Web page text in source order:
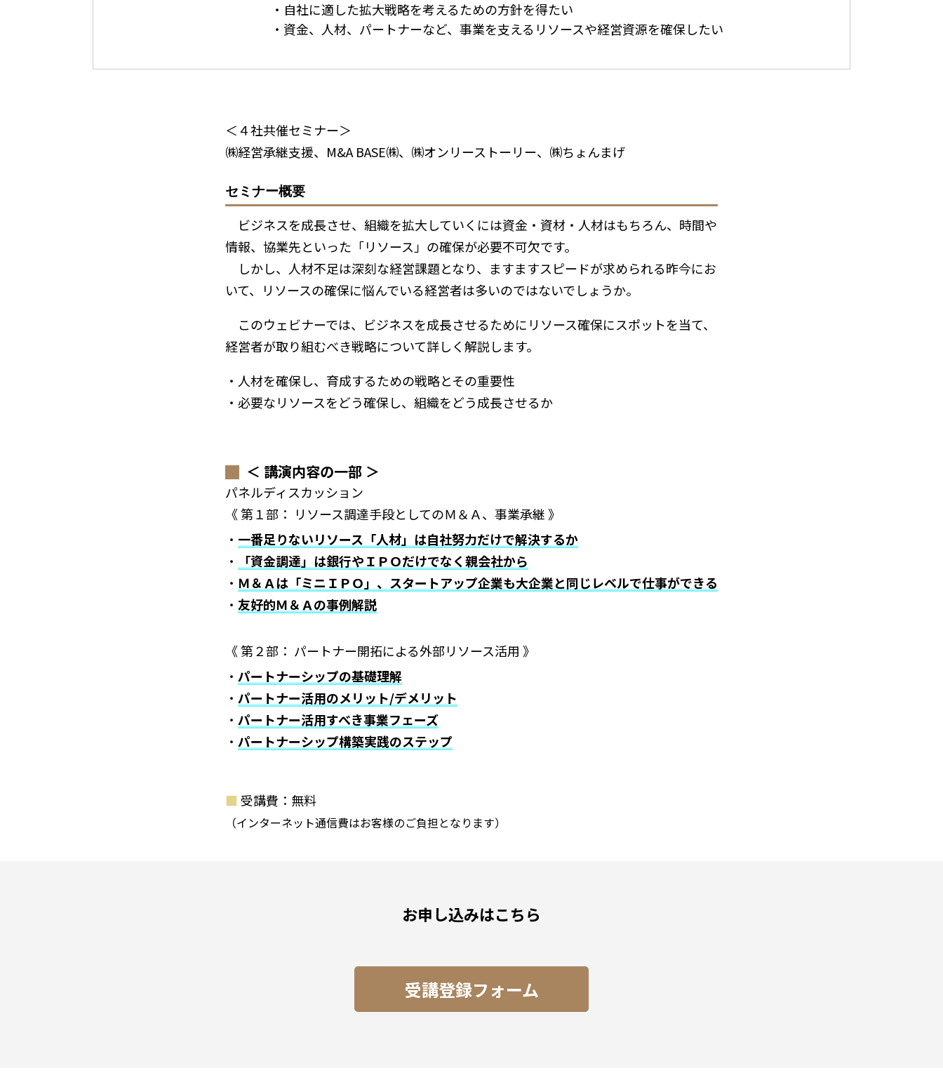
・自社に適した拡大戦略を考えるための方針を得たい
・資金、人材、パートナーなど、事業を支えるリソースや経営資源を確保したい
＜４社共催セミナー＞
㈱経営承継支援、M&A BASE㈱、㈱オンリーストーリー、㈱ちょんまげ
セミナー概要
ビジネスを成長させ、組織を拡大していくには資金・資材・人材はもちろん、時間や
情報、協業先といった「リソース」の確保が必要不可欠です。
しかし、人材不足は深刻な経営課題となり、ますますスピードが求められる昨今にお
いて、リソースの確保に悩んでいる経営者は多いのではないでしょうか。
このウェビナーでは、ビジネスを成長させるためにリソース確保にスポットを当て、
経営者が取り組むべき戦略について詳しく解説します。
・人材を確保し、育成するための戦略とその重要性
・必要なリソースをどう確保し、組織をどう成長させるか
＜ 講演内容の一部 ＞
パネルディスカッション
《 第１部： リソース調達手段としてのＭ＆Ａ、事業承継 》
・ 一番足りないリソース「人材」は自社努力だけで解決するか
・
「資金調達」は銀行やＩＰＯだけでなく親会社から
・ Ｍ＆Ａは「ミニＩＰＯ」、スタートアップ企業も大企業と同じレベルで仕事ができる
・ 友好的Ｍ＆Ａの事例解説
《 第２部： パートナー開拓による外部リソース活用 》
・ パートナーシップの基礎理解
・ パートナー活用のメリット/デメリット
・ パートナー活用すべき事業フェーズ
・ パートナーシップ構築実践のステップ
■ 受講費：無料
（インターネット通信費はお客様のご負担となります）
お申し込みはこちら
受講登録フォーム